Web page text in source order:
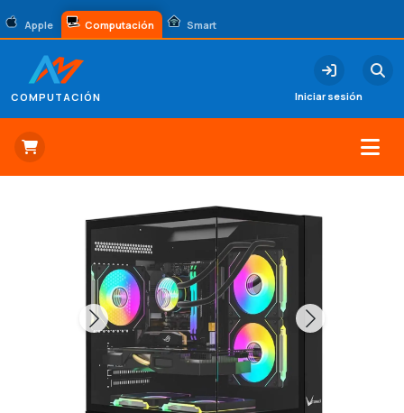
Apple Computación Smart
COMPUTACIÓN Iniciar sesión